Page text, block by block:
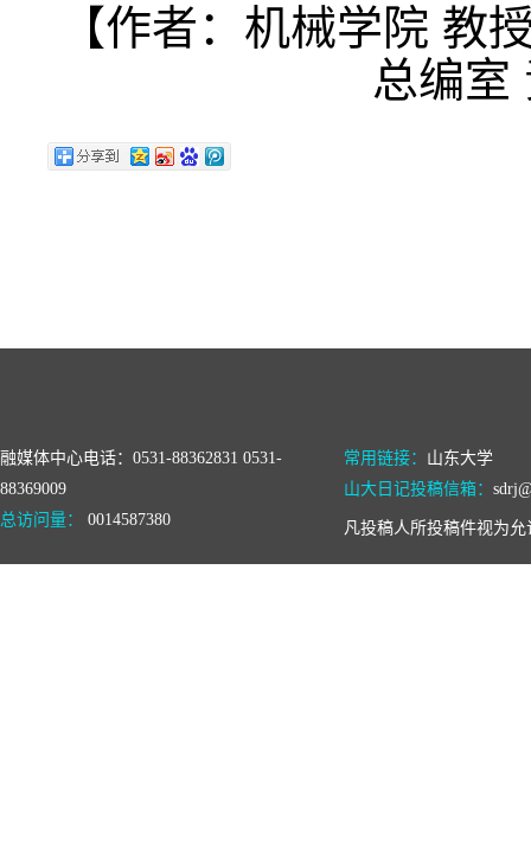
【作者：机械学院
总编室
融媒体中心电话：0531-88362831 0531-
88369009
常用链接： 山东大学
山大日记投稿信箱：
总访问量：
0014587380 凡投稿人所投稿件视为